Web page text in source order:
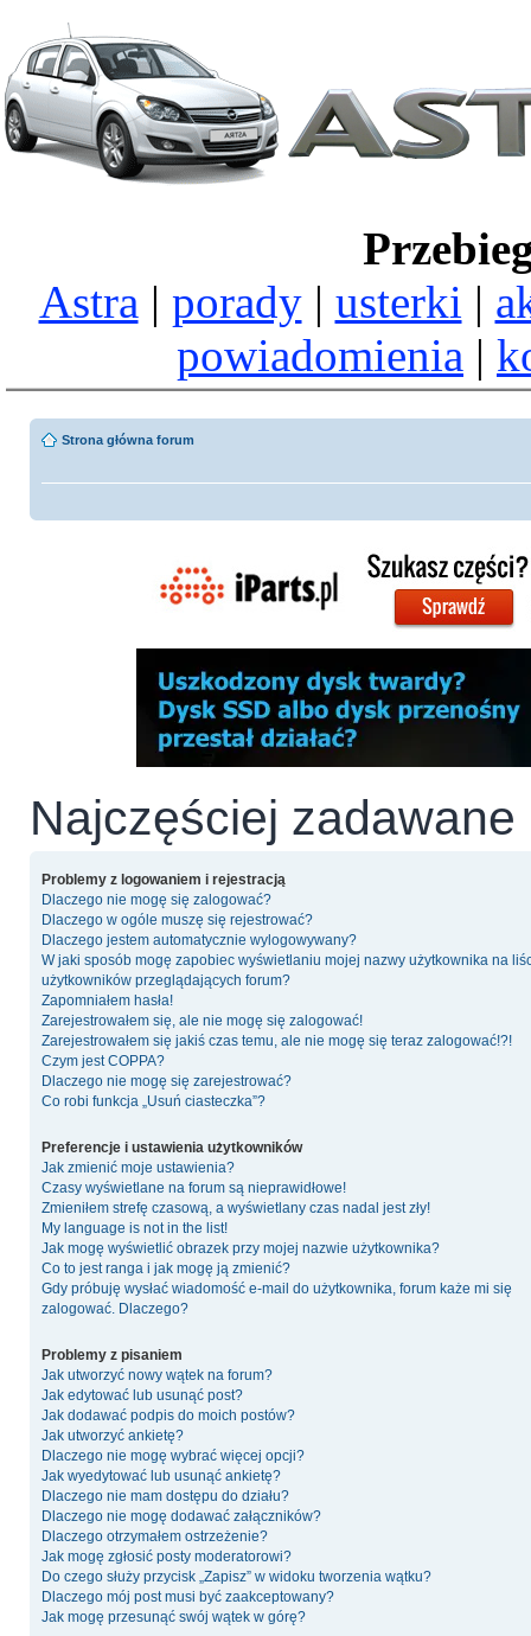
Astra | porady| usterki |
powiadomienia |
Strona główna forum
Najczęściej zadawane
Problemy z logowaniem i rejestracją
Dlaczego nie mogę się zalogować?
Dlaczego w ogóle muszę się rejestrować?
Dlaczego jestem automatycznie wylogowywany?
W jaki sposób mogę zapobiec wyświetlaniu mojej nazwy użytkownika na
użytkowników przeglądających forum?
Zapomniałem hasła!
Zarejestrowałem się, ale nie mogę się zalogować!
Zarejestrowałem się jakiś czas temu, ale nie mogę się teraz zalogować!?!
Czym jest COPPA?
Dlaczego nie mogę się zarejestrować?
Co robi funkcja „Usuń ciasteczka”?
Preferencje i ustawienia użytkowników
Jak zmienić moje ustawienia?
Czasy wyświetlane na forum są nieprawidłowe!
Zmieniłem strefę czasową, a wyświetlany czas nadal jest zły!
My language is not in the list!
Jak mogę wyświetlić obrazek przy mojej nazwie użytkownika?
Co to jest ranga i jak mogę ją zmienić?
Gdy próbuję wysłać wiadomość e-mail do użytkownika, forum każe mi się
zalogować. Dlaczego?
Problemy z pisaniem
Jak utworzyć nowy wątek na forum?
Jak edytować lub usunąć post?
Jak dodawać podpis do moich postów?
Jak utworzyć ankietę?
Dlaczego nie mogę wybrać więcej opcji?
Jak wyedytować lub usunąć ankietę?
Dlaczego nie mam dostępu do działu?
Dlaczego nie mogę dodawać załączników?
Dlaczego otrzymałem ostrzeżenie?
Jak mogę zgłosić posty moderatorowi?
Do czego służy przycisk „Zapisz” w widoku tworzenia wątku?
Dlaczego mój post musi być zaakceptowany?
Jak mogę przesunąć swój wątek w górę?